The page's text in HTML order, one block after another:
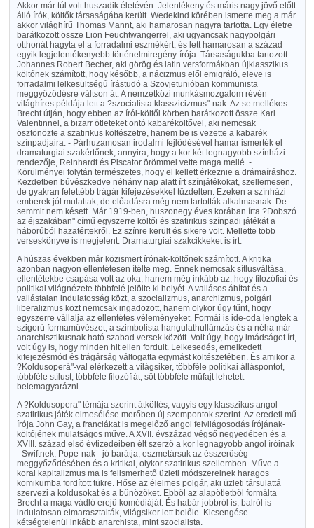
Akkor már túl volt huszadik életévén. Jelentékeny és máris nagy jövő előtt
álló írók, költők társaságába került. Wedekind körében ismerte meg a már
akkor világhírű Thomas Mannt, aki hamarosan nagyra tartotta. Egy életre
barátkozott össze Lion Feuchtwangerrel, aki ugyancsak nagypolgári
otthonát hagyta el a forradalmi eszmékért, és lett hamarosan a század
egyik legjelentékenyebb történelmiregény-írója. Társaságukba tartozott
Johannes Robert Becher, aki görög és latin versformákban újklasszikus
költőnek számított, hogy később, a nácizmus elől emigráló, eleve is
forradalmi lelkesültségű írástudó a Szovjetunióban kommunista
meggyőződésre váltson át. A nemzetközi munkásmozgalom révén
világhíres példája lett a ?szocialista klasszicizmus"-nak. Az se mellékes
Brecht útján, hogy ebben az írói-költői körben barátkozott össze Karl
Valentinnel, a bizarr ötleteket ontó kabaréköltővel, aki nemcsak
ösztönözte a szatirikus költészetre, hanem be is vezette a kabarék
színpadjaira. - Párhuzamosan irodalmi fejlődésével hamar ismerték el
dramaturgiai szakértőnek, annyira, hogy a kor két legnagyobb színházi
rendezője, Reinhardt és Piscator örömmel vette maga mellé. -
Körülményei folytán természetes, hogy el kellett érkeznie a drámaíráshoz.
Kezdetben bűvészkedve néhány nap alatt írt színjátékokat, szellemesen,
de gyakran felettébb trágár kifejezésekkel tűzdelten. Ezeken a színházi
emberek jól mulattak, de előadásra még nem tartották alkalmasnak. De
semmit nem késett. Már 1919-ben, huszonegy éves korában írta ?Dobszó
az éjszakában" című egyszerre költői és szatirikus színpadi játékát a
háborúból hazatértekről. Ez színre került és sikere volt. Mellette több
verseskönyve is megjelent. Dramaturgiai szakcikkeket is írt.
A húszas években már közismert írónak-költőnek számított. A kritika
azonban nagyon ellentétesen ítélte meg. Ennek nemcsak sítlusváltása,
ellentétekbe csapása volt az oka, hanem még inkább az, hogy filozófiai és
politikai világnézete többfelé jelölte ki helyét. A vallásos áhítat és a
vallástalan indulatosság közt, a szocializmus, anarchizmus, polgári
liberalizmus közt nemcsak ingadozott, hanem olykor úgy tűnt, hogy
egyszerre vállalja az ellentétes véleményeket. Formái is ide-oda lengtek a
szigorú formaművészet, a szimbolista hangulathullámzás és a néha már
anarchisztikusnak ható szabad versek között. Volt úgy, hogy imádságot írt,
volt úgy is, hogy minden hit ellen fordult. Lelkesedés, emelkedett
kifejezésmód és trágárság váltogatta egymást költészetében. És amikor a
?Koldusoperá"-val elérkezett a világsiker, többféle politikai álláspontot,
többféle stílust, többféle filozófiát, sőt többféle műfajt lehetett
belemagyarázni.
A ?Koldusopera" témája szerint átköltés, vagyis egy klasszikus angol
szatirikus játék elmesélése merőben új szempontok szerint. Az eredeti mű
írója John Gay, a franciákat is megelőző angol felvilágosodás írójának-
költőjének mulatságos műve. A XVII. évszázad végső negyedében és a
XVIII. század első évtizedeiben élt szerző a kor legnagyobb angol íróinak
- Swiftnek, Pope-nak - jó barátja, eszmetársuk az ésszerűség
meggyőződésében és a kritikai, olykor szatirikus szellemben. Műve a
korai kapitalizmus ma is felismerhető üzleti módszereinek haragos
komikumba fordított tükre. Hőse az élelmes polgár, aki üzleti társulattá
szervezi a koldusokat és a bűnözőket. Ebből az alapötletből formálta
Brecht a maga vádló erejű komédiáját. És habár jobbról is, balról is
indulatosan elmarasztalták, világsiker lett belőle. Kicsengése
kétségtelenül inkább anarchista, mint szocialista.